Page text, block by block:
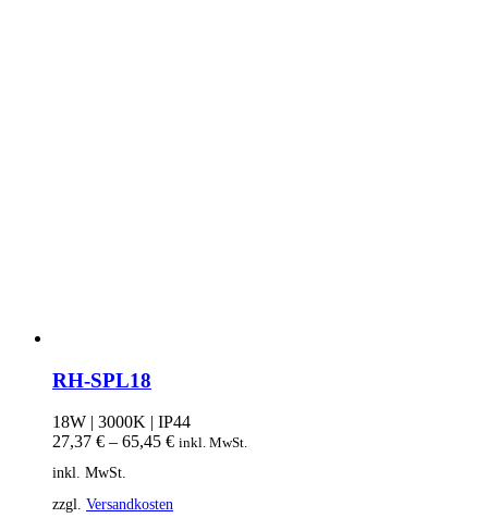
RH-SPL18
18W | 3000K | IP44
27,37 € – 65,45 € inkl. MwSt.
inkl. MwSt.
zzgl. Versandkosten